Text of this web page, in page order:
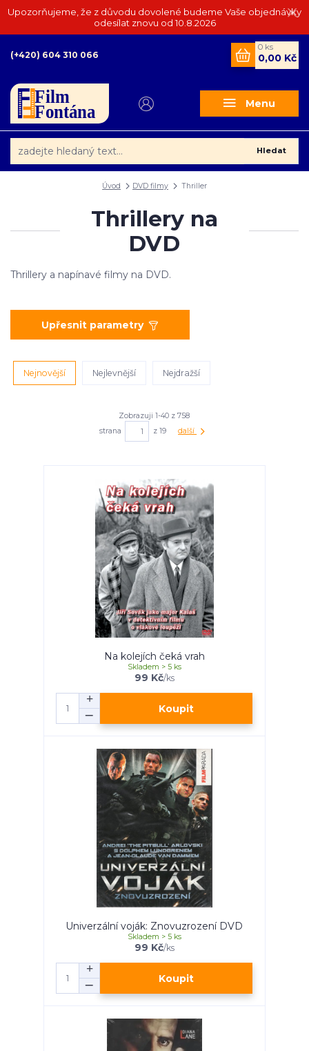
Upozorňujeme, že z důvodu dovolené budeme Vaše objednávky
odesílat znovu od 10.8.2026
Menu
Hledat
(+420) 604 310 066
0 ks
0,00 Kč
Úvod DVD filmy Thriller
Thrillery na
DVD
Thrillery a napínavé filmy na DVD.
Upřesnit parametry
Nejnovější Nejlevnější Nejdražší
Zobrazuji 1-40 z 758
strana
z 19 další
Na kolejích čeká vrah
99 Kč/ks
Skladem > 5 ks
Koupit
Univerzální voják: Znovuzrození DVD
99 Kč/ks
Skladem > 5 ks
Koupit